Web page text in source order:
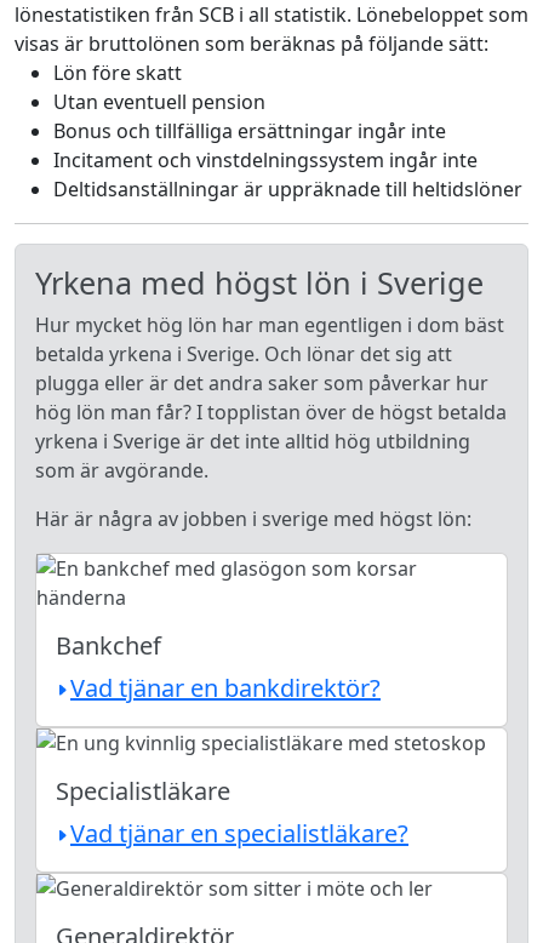
lönestatistiken från SCB i all statistik. Lönebeloppet som
visas är bruttolönen som beräknas på följande sätt:
Lön före skatt
Utan eventuell pension
Bonus och tillfälliga ersättningar ingår inte
Incitament och vinstdelningssystem ingår inte
Deltidsanställningar är uppräknade till heltidslöner
Yrkena med högst lön i Sverige
Hur mycket hög lön har man egentligen i dom bäst
betalda yrkena i Sverige. Och lönar det sig att
plugga eller är det andra saker som påverkar hur
hög lön man får? I topplistan över de högst betalda
yrkena i Sverige är det inte alltid hög utbildning
som är avgörande.
Här är några av jobben i sverige med högst lön:
Bankchef
Vad tjänar en bankdirektör?
Specialistläkare
Vad tjänar en specialistläkare?
Generaldirektör